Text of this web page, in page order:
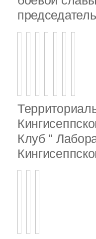
Клуб "